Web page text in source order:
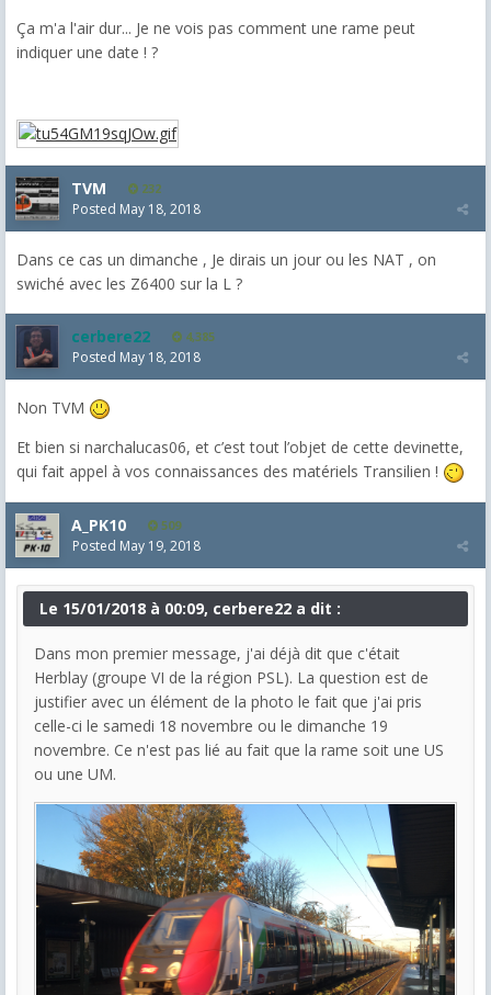
Ça m'a l'air dur... Je ne vois pas comment une rame peut
indiquer une date ! ?
TVM 232
Posted May 18, 2018
Dans ce cas un dimanche , Je dirais un jour ou les NAT , on
swiché avec les Z6400 sur la L ?
cerbere22 4,385
Posted May 18, 2018
Non TVM
Et bien si narchalucas06, et c’est tout l’objet de cette devinette,
qui fait appel à vos connaissances des matériels Transilien !
A_PK10 509
Posted May 19, 2018
Le 15/01/2018 à 00:09, cerbere22 a dit :
Dans mon premier message, j'ai déjà dit que c'était
Herblay (groupe VI de la région PSL). La question est de
justifier avec un élément de la photo le fait que j'ai pris
celle-ci le samedi 18 novembre ou le dimanche 19
novembre. Ce n'est pas lié au fait que la rame soit une US
ou une UM.